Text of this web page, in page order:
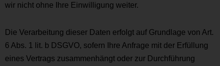
wir nicht ohne Ihre Einwilligung weiter.
Die Verarbeitung dieser Daten erfolgt auf Grundlage von Art.
6 Abs. 1 lit. b DSGVO, sofern Ihre Anfrage mit der Erfüllung
eines Vertrags zusammenhängt oder zur Durchführung